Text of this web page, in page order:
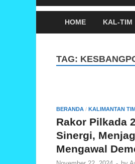
HOME KAL-TIM
TAG:
BERANDA / KALIMANTAN
Rakor Pilkada
Sinergi,
Mengawal